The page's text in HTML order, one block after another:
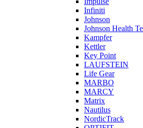
Infiniti
Johnson
Johnson Health
Kampfer
Kettler
Key Point
LAUFSTEIN
Life Gear
MARBO
MARCY
Matrix
Nautilus
NordicTrack